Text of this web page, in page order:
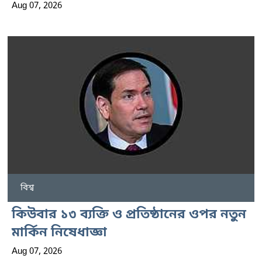
Aug 07, 2026
বিশ্ব
কিউবার ১৩ ব্যক্তি ও প্রতিষ্ঠানের ওপর নতুন
মার্কিন নিষেধাজ্ঞা
Aug 07, 2026